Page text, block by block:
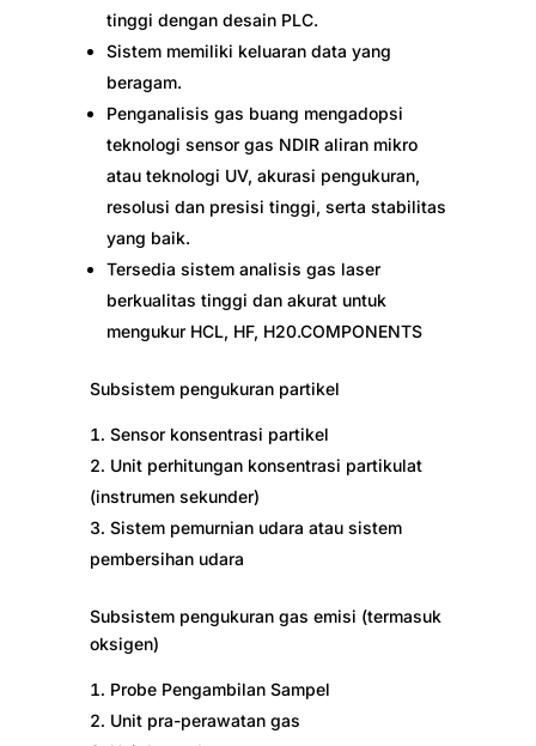
tinggi dengan desain PLC.
Sistem memiliki keluaran data yang
beragam.
Penganalisis gas buang mengadopsi
teknologi sensor gas NDIR aliran mikro
atau teknologi UV, akurasi pengukuran,
resolusi dan presisi tinggi, serta stabilitas
yang baik.
Tersedia sistem analisis gas laser
berkualitas tinggi dan akurat untuk
mengukur HCL, HF, H20.COMPONENTS
Subsistem pengukuran partikel
Sensor konsentrasi partikel
Unit perhitungan konsentrasi partikulat
(instrumen sekunder)
Sistem pemurnian udara atau sistem
pembersihan udara
Subsistem pengukuran gas emisi (termasuk
oksigen)
Probe Pengambilan Sampel
Unit pra-perawatan gas